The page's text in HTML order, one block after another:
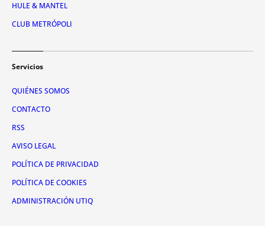
HULE & MANTEL
CLUB METRÓPOLI
Servicios
QUIÉNES SOMOS
CONTACTO
RSS
AVISO LEGAL
POLÍTICA DE PRIVACIDAD
POLÍTICA DE COOKIES
ADMINISTRACIÓN UTIQ